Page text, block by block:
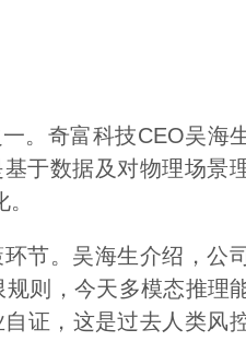
。奇富科技CEO吴海
于数据及对物理场景
节。吴海生介绍，公
则，今天多模态推理
证，这是过去人类风